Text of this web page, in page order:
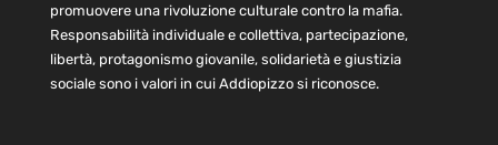
promuovere una rivoluzione culturale contro la mafia.
Responsabilità individuale e collettiva, partecipazione,
libertà, protagonismo giovanile, solidarietà e giustizia
sociale sono i valori in cui Addiopizzo si riconosce.